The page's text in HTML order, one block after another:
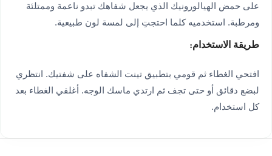
على حمض الهيالورونيك الذي يجعل شفاهك تبدو ناعمة وممتلئة
ومرطبة. استخدميه كلما احتجتِ إلى لمسة لون طبيعية.
طريقة الاستخدام:
افتحي الغطاء ثم قومي بتطبيق تينت الشفاه على شفتيك. انتظري
لبضع دقائق أو حتى تجف ثم ارتدي ماسك الوجه. أغلقي الغطاء بعد
كل استخدام.